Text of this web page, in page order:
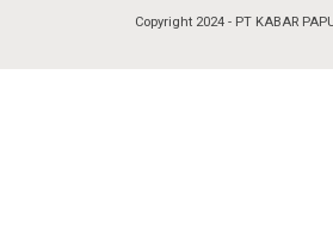
Copyright 2024 - PT KABAR